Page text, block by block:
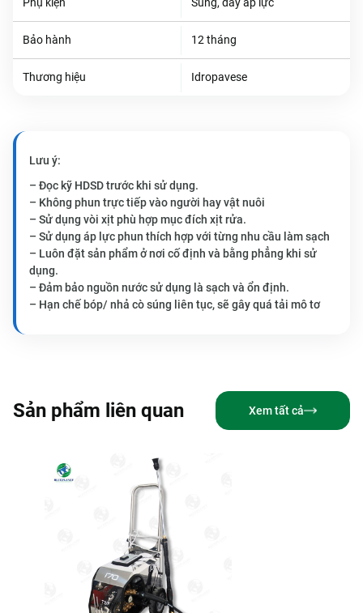
Bảo hành 12 tháng
Thương hiệu Idropavese
Lưu ý:
– Đọc kỹ HDSD trước khi sử dụng.
– Không phun trực tiếp vào người hay vật nuôi
– Sử dụng vòi xịt phù hợp mục đích xịt rửa.
– Sử dụng áp lực phun thích hợp với từng nhu cầu làm sạch
– Luôn đặt sản phẩm ở nơi cố định và bằng phẳng khi sử
dụng.
– Đảm bảo nguồn nước sử dụng là sạch và ổn định.
– Hạn chế bóp/ nhả cò súng liên tục, sẽ gây quá tải mô tơ
Sản phẩm liên quan Xem tất cả